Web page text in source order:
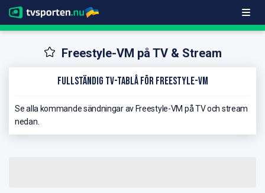
Freestyle-VM på TV & Stream
Fullständig TV-Tablå för Freestyle-VM
Se alla kommande sändningar av Freestyle-VM på TV och stream
nedan.